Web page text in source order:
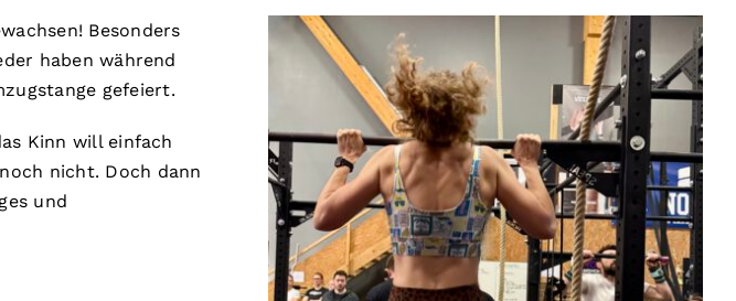
Besonders
haben während
gefeiert.
Kinn will einfach
nicht. Doch dann
und